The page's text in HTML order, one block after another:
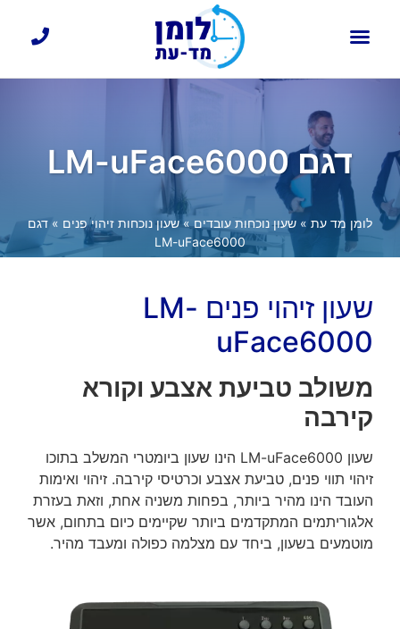
דגם LM-uFace6000
לומן מד עת » שעון נוכחות עובדים» שעון נוכחות זיהוי פנים » דגם
LM-uFace6000
שעון זיהוי פנים LM-
uFace6000
משולב טביעת אצבע וקורא
קירבה
שעון LM-uFace6000 הינו שעון ביומטרי המשלב בתוכו
זיהוי תווי פנים, טביעת אצבע וכרטיסי קירבה. זיהוי ואימות
העובד הינו מהיר ביותר, בפחות משניה אחת, וזאת בעזרת
אלגוריתמים המתקדמים ביותר שקיימים כיום בתחום, אשר
מוטמעים בשעון, ביחד עם מצלמה כפולה ומעבד מהיר.